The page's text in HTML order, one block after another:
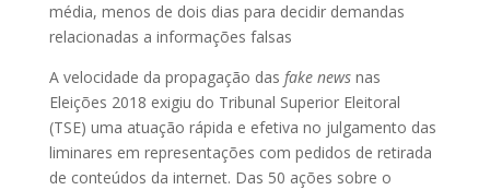
média, menos de dois dias para decidir demandas
relacionadas a informações falsas
A velocidade da propagação das fake newsnas
Eleições 2018 exigiu do Tribunal Superior Eleitoral
(TSE) uma atuação rápida e efetiva no julgamento das
liminares em representações com pedidos de retirada
de conteúdos da internet. Das 50 ações sobre o